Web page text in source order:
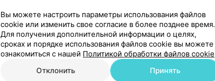
Вы можете настроить параметры использования файлов
cookie или изменить свое согласие в более позднее время.
Для получения дополнительной информации о целях,
сроках и порядке использования файлов cookie вы можете
ознакомиться с нашей Политикой обработки файлов cookie
Отклонить
Принять